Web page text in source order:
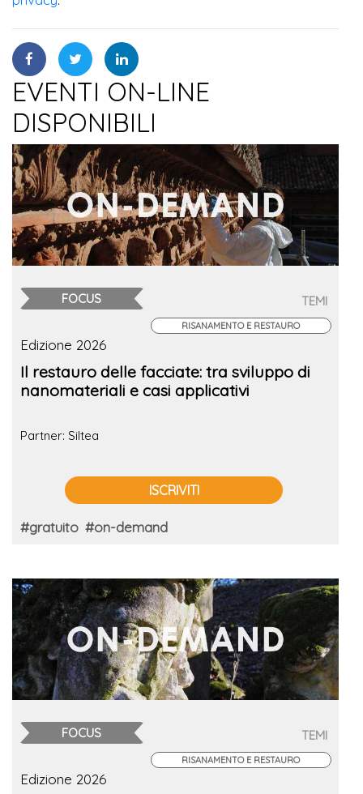
EVENTI ON-LINE
DISPONIBILI
FOCUS TEMI
RISANAMENTO E RESTAURO
Edizione 2026
Il restauro delle facciate: tra sviluppo di
nanomateriali e casi applicativi
Partner: Siltea
ISCRIVITI
#gratuito #on-demand
FOCUS TEMI
RISANAMENTO E RESTAURO
Edizione 2026